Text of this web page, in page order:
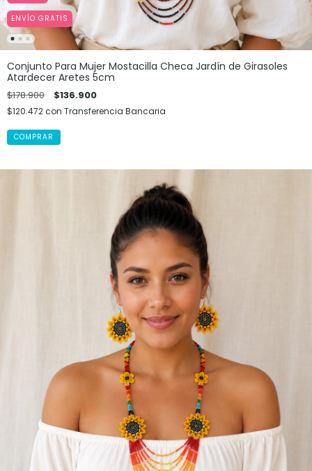
ENVÍO GRATIS
Conjunto Para Mujer Mostacilla Checa Jardín de Girasoles
Atardecer Aretes 5cm
$178.900 $136.900
$120.472con Transferencia Bancaria
COMPRAR